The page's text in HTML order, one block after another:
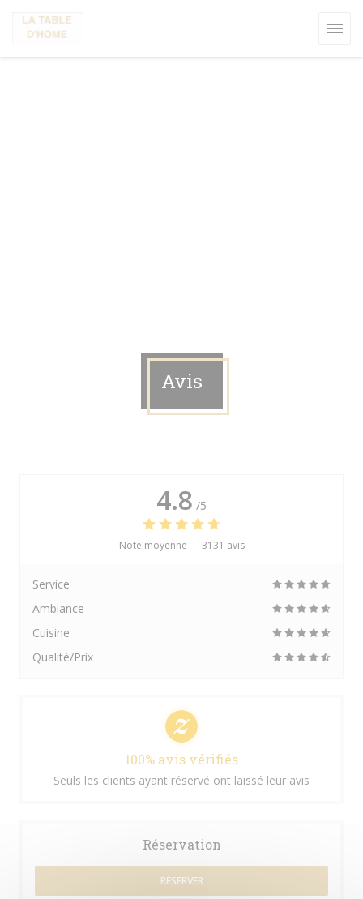
Avis
4.8 /5
Note moyenne —3131 avis
Service
Ambiance
Cuisine
Qualité/Prix
100% avis vérifiés
Seuls les clients ayant réservé ont laissé leur avis
Réservation
RÉSERVER